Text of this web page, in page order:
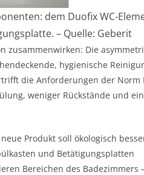
dem Duofix WC-
– Quelle: Geberit
zusammenwirken: Die
hygienische
die Anforderungen der Norm
weniger Rückstände und
Produkt soll ökologisch
und Betätigungsplatten
Bereichen des Badezimmers